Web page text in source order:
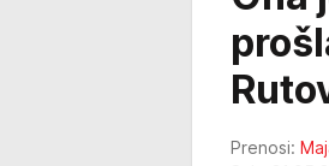
Prenosi: